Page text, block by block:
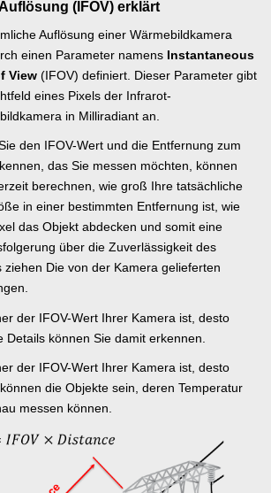
(IFOV) erklärt
Auflösung einer Wärmebildkamera
einen Parameter namens Instantaneous
View (IFOV) definiert. Dieser Parameter gibt
eines Pixels der Infrarot-
in Milliradiant an.
den IFOV-Wert und die Entfernung zum
das Sie messen möchten, können
berechnen, wie groß Ihre tatsächliche
in einer bestimmten Entfernung ist, wie
das Objekt abdecken und somit eine
über die Zuverlässigkeit des
ziehen Die von der Kamera gelieferten
der IFOV-Wert Ihrer Kamera ist, desto
Details können Sie damit erkennen.
der IFOV-Wert Ihrer Kamera ist, desto
die Objekte sein, deren Temperatur
messen können.